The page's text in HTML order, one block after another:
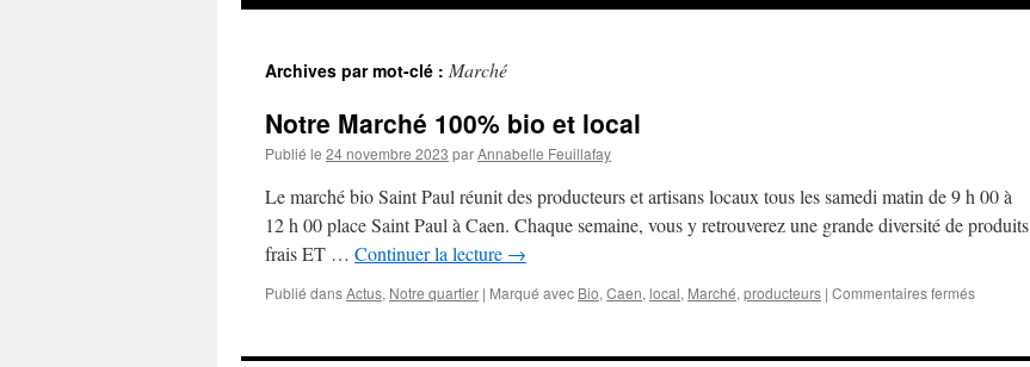
Archives par mot-clé : Marché
Notre Marché 100% bio et local
Publié le 24 novembre 2023 parAnnabelle Feuillafay
Le marché bio Saint Paul réunit des producteurs et artisans locaux tous les samedi matin de 9 h 00 à
12 h 00 place Saint Paul à Caen. Chaque semaine, vous y retrouverez une grande diversité de produits
frais ET … Continuer la lecture →
Publié dansActus, Notre quartier | Marqué avec Bio, Caen, local, Marché, producteurs | Commentaires ferméssur
100%